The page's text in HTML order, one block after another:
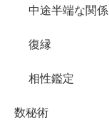
中途半端な関係
復縁
相性鑑定
数秘術